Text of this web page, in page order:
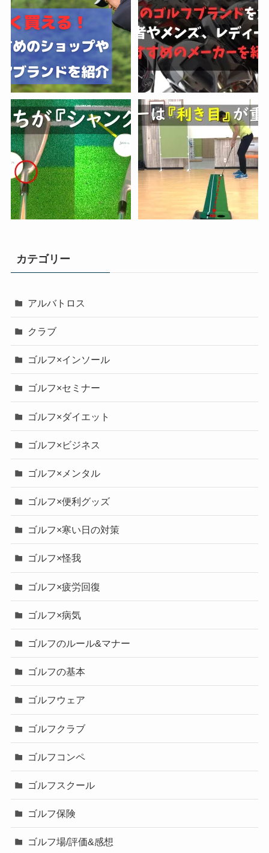
カテゴリー
アルバトロス
クラブ
ゴルフ×インソール
ゴルフ×セミナー
ゴルフ×ダイエット
ゴルフ×ビジネス
ゴルフ×メンタル
ゴルフ×便利グッズ
ゴルフ×寒い日の対策
ゴルフ×怪我
ゴルフ×疲労回復
ゴルフ×病気
ゴルフのルール&マナー
ゴルフの基本
ゴルフウェア
ゴルフクラブ
ゴルフコンペ
ゴルフスクール
ゴルフ保険
ゴルフ場/評価&感想